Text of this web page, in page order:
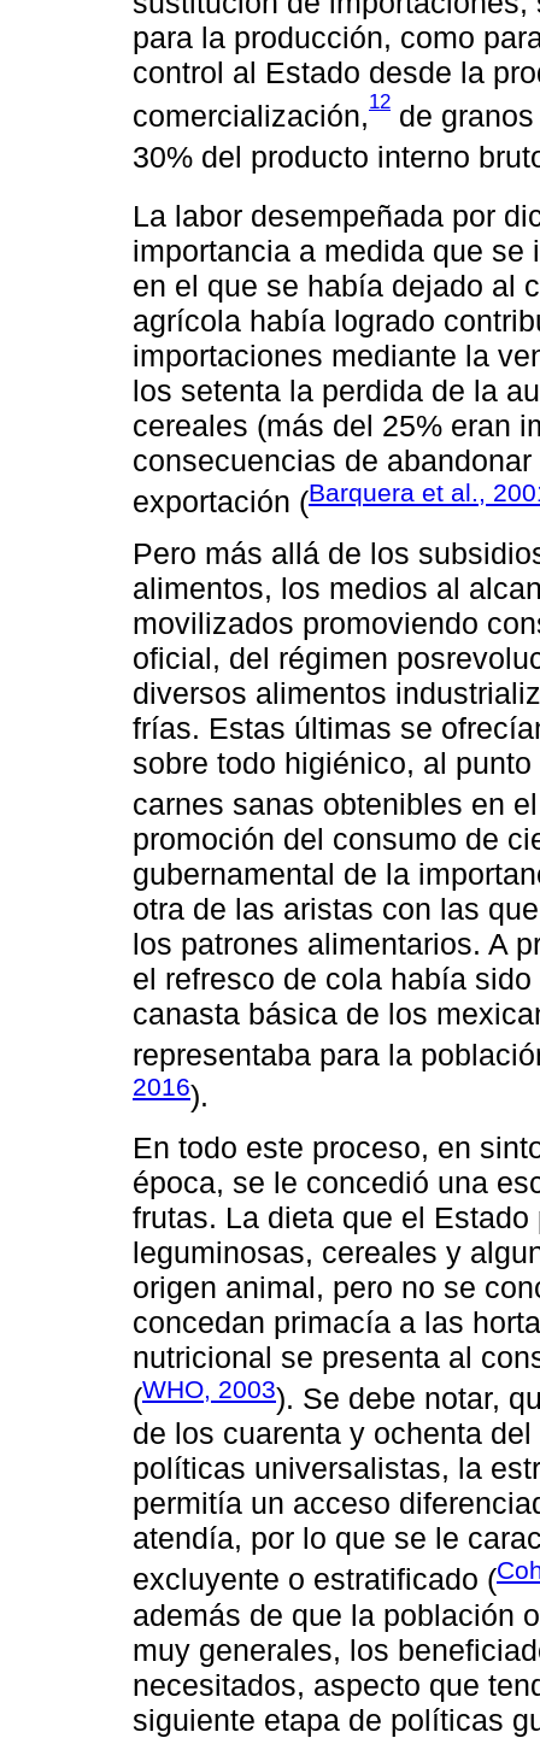
para la producción, como
control al Estado desde la
comercialización,12 de
30% del producto interno
La labor desempeñada por
importancia a medida que
en el que se había dejado al
agrícola había logrado
importaciones mediante la
los setenta la perdida de la
cereales (más del 25% eran
consecuencias de
exportación (Barquera et al.,
Pero más allá de los
alimentos, los medios al
movilizados promoviendo
oficial, del régimen
diversos alimentos
frías. Estas últimas se
sobre todo higiénico, al
carnes sanas obtenibles en
promoción del consumo de
gubernamental de la
otra de las aristas con las
los patrones alimentarios. A
el refresco de cola había
canasta básica de los
representaba para la
2016).
En todo este proceso, en
época, se le concedió una
frutas. La dieta que el
leguminosas, cereales y
origen animal, pero no se
concedan primacía a las
nutricional se presenta al
(WHO, 2003). Se debe notar,
de los cuarenta y ochenta
políticas universalistas, la
permitía un acceso
atendía, por lo que se le
excluyente o estratificado (
además de que la población
muy generales, los
necesitados, aspecto que
siguiente etapa de políticas